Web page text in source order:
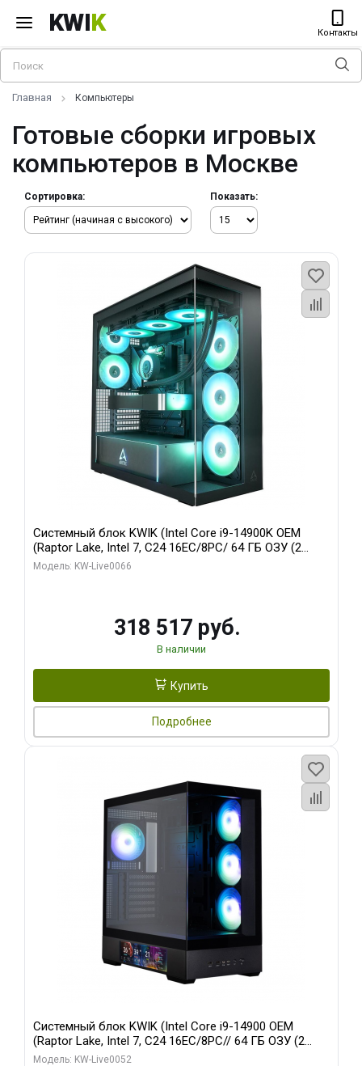
KWIK Контакты
Главная Компьютеры
Готовые сборки игровых
компьютеров в Москве
Сортировка: Показать:
Системный блок KWIK (Intel Core i9-14900K OEM
(Raptor Lake, Intel 7, C24 16EC/8PC/ 64 ГБ ОЗУ (2
модуля)/ Gigabyte RTX5080 XTREME WATERFORCE
Модель: KW-Live0066
318 517 руб.
В наличии
Купить
Подробнее
Системный блок KWIK (Intel Core i9-14900 OEM
(Raptor Lake, Intel 7, C24 16EC/8PC// 64 ГБ ОЗУ (2
модуля)/ Palit RTX5080 GAMINGPRO OC 16GB GDDR7
Модель: KW-Live0052